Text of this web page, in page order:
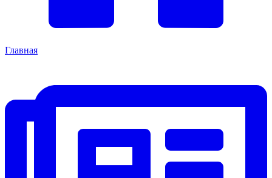
Главная